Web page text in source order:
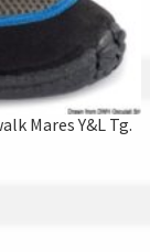
Mares Y&L Tg.